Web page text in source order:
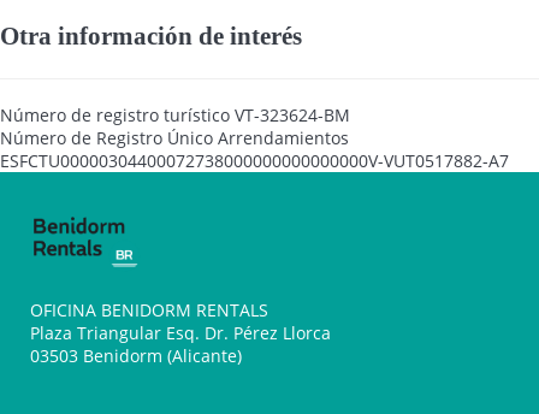
Otra información de interés
Número de registro turístico VT-323624-BM
Número de Registro Único Arrendamientos
ESFCTU00000304400072738000000000000000V-VUT0517882-A7
OFICINA BENIDORM RENTALS
Plaza Triangular Esq. Dr. Pérez Llorca
03503 Benidorm (Alicante)